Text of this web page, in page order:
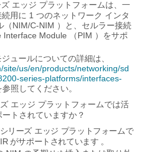
エッジ プラットフォームは、一
用に 1 つのネットワーク インタ
（ NIM/C-NIM ）と、セルラー接続
Interface Module （ PIM ）をサポ
ュールについての詳細は、
site/us/en/products/networking/sd
series-platforms/interfaces-
参照してください。
エッジ プラットフォームでは活
ートされていますか？
シリーズ エッジ プラットフォームで
がサポートされています 。